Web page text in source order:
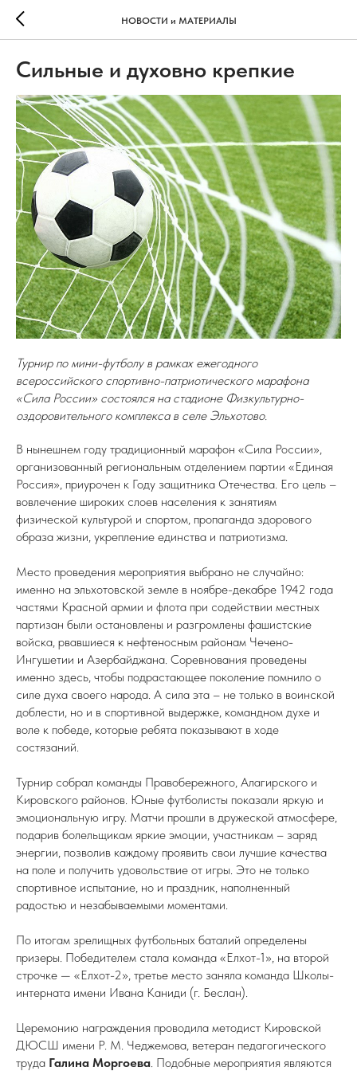
НОВОСТИ и МАТЕРИАЛЫ
Сильные и духовно крепкие
Турнир по мини-футболу в рамках ежегодного
всероссийского спортивно-патриотического марафона
«Сила России» состоялся на стадионе Физкультурно-
оздоровительного комплекса в селе Эльхотово.
В нынешнем году традиционный марафон «Сила России»,
организованный региональным отделением партии «Единая
Россия», приурочен к Году защитника Отечества. Его цель –
вовлечение широких слоев населения к занятиям
физической культурой и спортом, пропаганда здорового
образа жизни, укрепление единства и патриотизма.
Место проведения мероприятия выбрано не случайно:
именно на эльхотовской земле в ноябре-декабре 1942 года
частями Красной армии и флота при содействии местных
партизан были остановлены и разгромлены фашистские
войска, рвавшиеся к нефтеносным районам Чечено-
Ингушетии и Азербайджана. Соревнования проведены
именно здесь, чтобы подрастающее поколение помнило о
силе духа своего народа. А сила эта – не только в воинской
доблести, но и в спортивной выдержке, командном духе и
воле к победе, которые ребята показывают в ходе
состязаний.
Турнир собрал команды Правобережного, Алагирского и
Кировского районов. Юные футболисты показали яркую и
эмоциональную игру. Матчи прошли в дружеской атмосфере,
подарив болельщикам яркие эмоции, участникам – заряд
энергии, позволив каждому проявить свои лучшие качества
на поле и получить удовольствие от игры. Это не только
спортивное испытание, но и праздник, наполненный
радостью и незабываемыми моментами.
По итогам зрелищных футбольных баталий определены
призеры. Победителем стала команда «Елхот-1», на второй
строчке — «Елхот-2», третье место заняла команда Школы-
интерната имени Ивана Каниди (г. Беслан).
Церемонию награждения проводила методист Кировской
ДЮСШ имени Р. М. Чеджемова, ветеран педагогического
труда Галина Моргоева. Подобные мероприятия являются